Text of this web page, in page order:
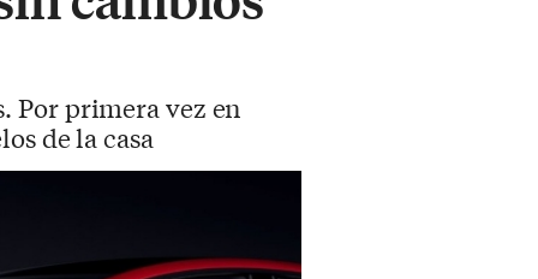
Por primera vez en
de la casa